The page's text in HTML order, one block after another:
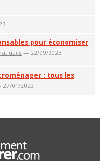
pour économiser
— 22/09/2023
: tous les
01/2023